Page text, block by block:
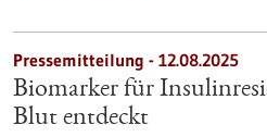
Pressemitteilung - 12.08.2025
Biomarker für
Blut entdeckt